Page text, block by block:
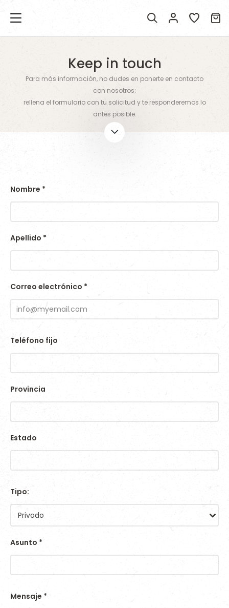
Keep in touch
Para más información, no dudes en ponerte en contacto
con nosotros:
rellena el formulario con tu solicitud y te responderemos lo
antes posible.
Nombre *
Apellido *
Correo electrónico *
Teléfono fijo
Provincia
Estado
Tipo:
Privado
Asunto *
Mensaje *